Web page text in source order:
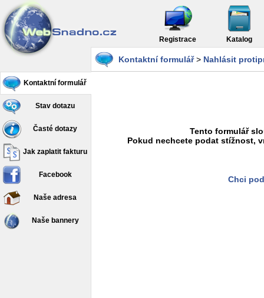
Registrace Katalog
Kontaktní formulář
Stav dotazu
Časté dotazy
Jak zaplatit fakturu
Facebook
Naše adresa
Naše bannery
Kontaktní formulář> Nahlásit
Tento formulář
Pokud nechcete podat stížnost,
Chci